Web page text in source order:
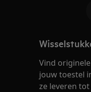
Vind
jouw toestel
ze leveren tot